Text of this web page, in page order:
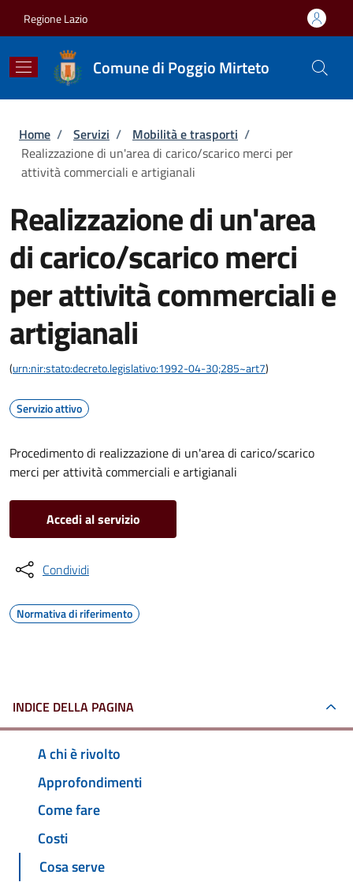
Regione Lazio
Comune di Poggio Mirteto
Briciole di pane
Home / Servizi / Mobilità e trasporti /
Realizzazione di un'area di carico/scarico merci per
attività commerciali e artigianali
Realizzazione di un'area
di carico/scarico merci
per attività commerciali e
artigianali
(urn:nir:stato:decreto.legislativo:1992-04-30;285~art7)
Servizio attivo
Procedimento di realizzazione di un'area di carico/scarico
merci per attività commerciali e artigianali
Accedi al servizio
Condividi
Normativa di riferimento
INDICE DELLA PAGINA
A chi è rivolto
Approfondimenti
Come fare
Costi
Cosa serve